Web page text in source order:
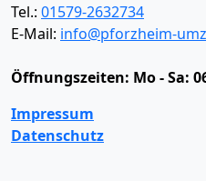
Tel.: 01579-2632734
E-Mail: info@pforzheim-
Öffnungszeiten: Mo - Sa:
Impressum
Datenschutz